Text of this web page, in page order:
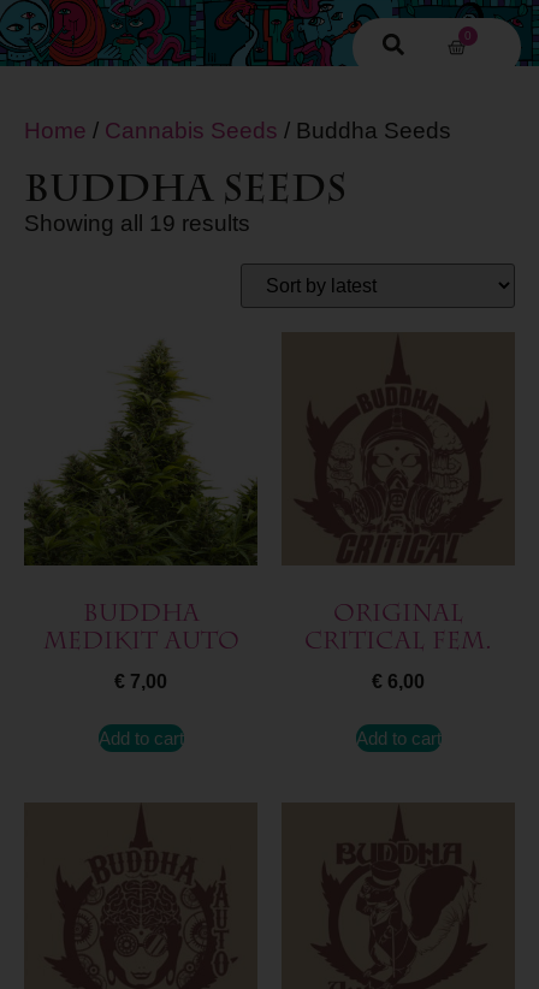
0
Home / Cannabis Seeds / Buddha Seeds
Buddha Seeds
Showing all 19 results
Buddha
Medikit Auto
€ 7,00
Add to cart
Original
Critical Fem.
€ 6,00
Add to cart